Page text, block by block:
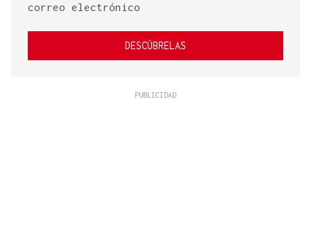
correo electrónico
DESCÚBRELAS